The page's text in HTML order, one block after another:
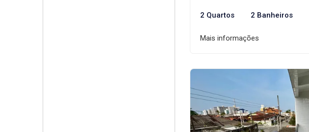
2 Quartos 2 Banheiros
Mais informações